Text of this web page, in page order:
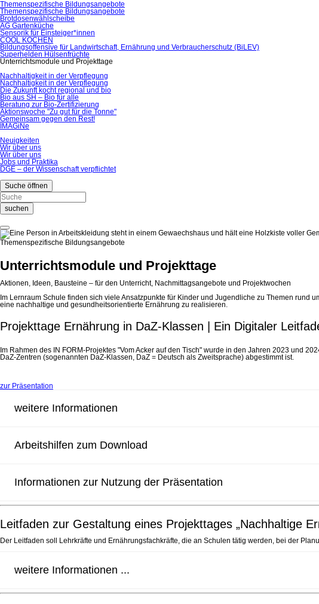
Themenspezifische Bildungsangebote
Themenspezifische Bildungsangebote
Brotdosenwählscheibe
AG Gartenküche
Sensorik für Einsteiger*innen
COOL KOCHEN
Bildungsoffensive für Landwirtschaft, Ernährung und Verbraucherschutz (BiLEV)
Superhelden Hülsenfrüchte
Unterrichtsmodule und Projekttage
Nachhaltigkeit in der Verpflegung
Nachhaltigkeit in der Verpflegung
Die Zukunft kocht regional und bio
Bio aus SH – Bio für alle
Beratung zur Bio-Zertifizierung
Aktionswoche "Zu gut für die Tonne"
Gemeinsam gegen den Rest!
IMAGiNe
Neuigkeiten
Wir über uns
Wir über uns
Jobs und Praktika
DGE – der Wissenschaft verpflichtet
Suche öffnen
suchen
Themenspezifische Bildungsangebote
Unterrichtsmodule und Projekttage
Aktionen, Ideen, Bausteine – für den Unterricht, Nachmittagsangebote und Projektwochen
Im Lernraum Schule finden sich viele Ansatzpunkte für Kinder und Jugendliche zu Themen
eine nachhaltige und gesundheitsorientierte Ernährung zu realisieren.
Projekttage Ernährung in DaZ-Klassen | Ein Digitaler
Im Rahmen des IN FORM-Projektes "Vom Acker auf den Tisch" wurde in den Jahren 2023 und
DaZ-Zentren (sogenannten DaZ-Klassen, DaZ = Deutsch als Zweitsprache) abgestimmt ist.
zur Präsentation
weitere Informationen
Arbeitshilfen zum Download
Informationen zur Nutzung der Präsentation
Leitfaden zur Gestaltung eines Projekttages „Nachhaltige
Der Leitfaden soll Lehrkräfte und Ernährungsfachkräfte, die an Schulen tätig werden, bei der
weitere Informationen ...